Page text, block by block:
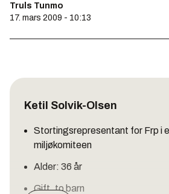
Truls Tunmo
17. mars 2009 - 10:13
Ketil Solvik-Olsen
Stortingsrepresentant for Frp i
miljøkomiteen
Alder: 36 år
Gift, to barn